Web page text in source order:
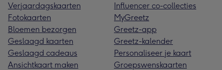
Verjaardagskaarten
Fotokaarten
Bloemen bezorgen
Geslaagd kaarten
Geslaagd cadeaus
Ansichtkaart maken
Influencer co-collecties
MyGreetz
Greetz-app
Greetz-kalender
Personaliseer je kaart
Groepswenskaarten